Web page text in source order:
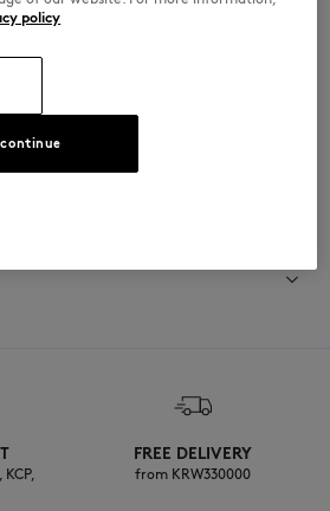
드 패턴
FREE DELIVERY
from KRW330000
policy